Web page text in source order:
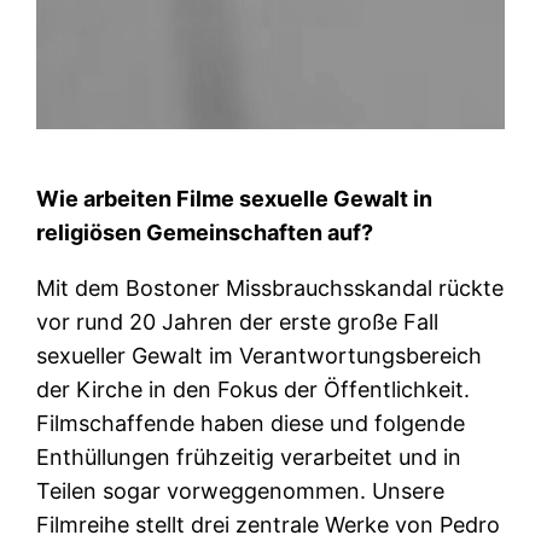
Wie arbeiten Filme sexuelle Gewalt in
religiösen Gemeinschaften auf?
Mit dem Bostoner Missbrauchsskandal rückte
vor rund 20 Jahren der erste große Fall
sexueller Gewalt im Verantwortungsbereich
der Kirche in den Fokus der Öffentlichkeit.
Filmschaffende haben diese und folgende
Enthüllungen frühzeitig verarbeitet und in
Teilen sogar vorweggenommen. Unsere
Filmreihe stellt drei zentrale Werke von Pedro